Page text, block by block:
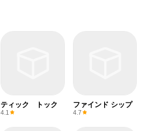
ティック トック
4.1
ファインド シップ
4.7